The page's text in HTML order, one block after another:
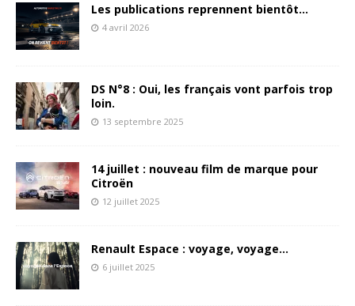
Les publications reprennent bientôt…
4 avril 2026
DS N°8 : Oui, les français vont parfois trop
loin.
13 septembre 2025
14 juillet : nouveau film de marque pour
Citroën
12 juillet 2025
Renault Espace : voyage, voyage…
6 juillet 2025